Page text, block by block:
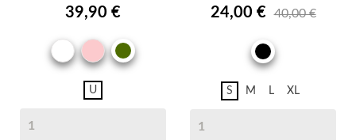
39,90 €
BLANCROSEKAKI
U
24,00 € 40,00 €
NOIR
S M L XL